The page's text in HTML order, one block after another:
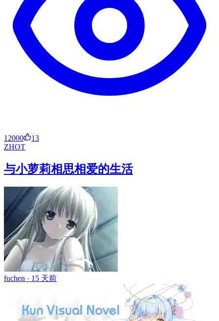
12000
13
ZHOT
与小萝莉相思相爱的生活
fuchen · 15 天前